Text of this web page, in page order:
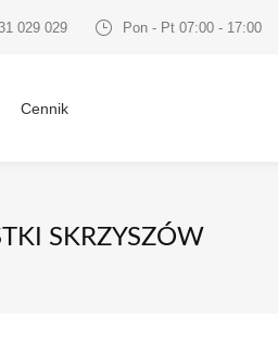
029 029 Pon - Pt 07:00 - 17:00
Cennik
SKRZYSZÓW